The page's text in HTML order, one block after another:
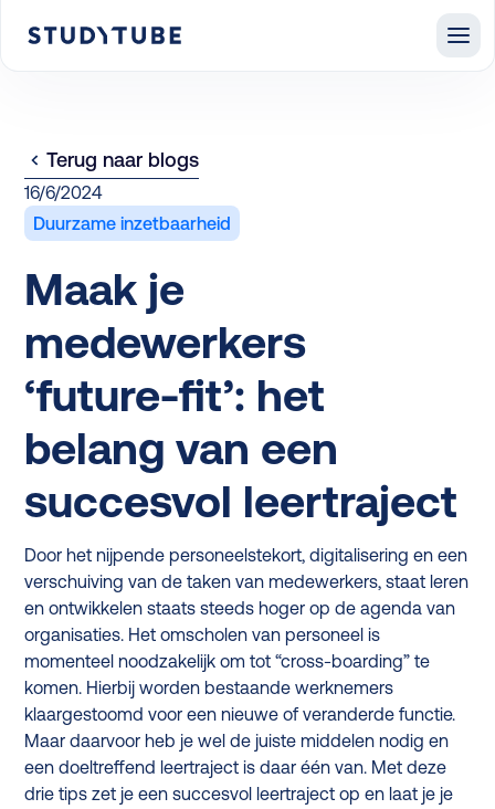
16/6/2024
Duurzame inzetbaarheid
Maak je
medewerkers
‘future-fit’: het
belang van een
succesvol leertraject
Door het nijpende personeelstekort, digitalisering en een
verschuiving van de taken van medewerkers, staat leren
en ontwikkelen staats steeds hoger op de agenda van
organisaties. Het omscholen van personeel is
momenteel noodzakelijk om tot “cross-boarding” te
komen. Hierbij worden bestaande werknemers
klaargestoomd voor een nieuwe of veranderde functie.
Maar daarvoor heb je wel de juiste middelen nodig en
een doeltreffend leertraject is daar één van. Met deze
drie tips zet je een succesvol leertraject op en laat je je
Terug naar blogs